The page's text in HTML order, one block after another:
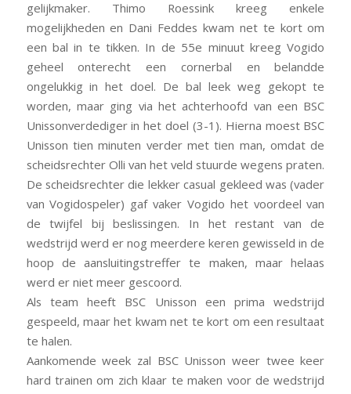
gelijkmaker. Thimo Roessink kreeg enkele
mogelijkheden en Dani Feddes kwam net te kort om
een bal in te tikken. In de 55e minuut kreeg Vogido
geheel onterecht een cornerbal en belandde
ongelukkig in het doel. De bal leek weg gekopt te
worden, maar ging via het achterhoofd van een BSC
Unissonverdediger in het doel (3-1). Hierna moest BSC
Unisson tien minuten verder met tien man, omdat de
scheidsrechter Olli van het veld stuurde wegens praten.
De scheidsrechter die lekker casual gekleed was (vader
van Vogidospeler) gaf vaker Vogido het voordeel van
de twijfel bij beslissingen. In het restant van de
wedstrijd werd er nog meerdere keren gewisseld in de
hoop de aansluitingstreffer te maken, maar helaas
werd er niet meer gescoord.
Als team heeft BSC Unisson een prima wedstrijd
gespeeld, maar het kwam net te kort om een resultaat
te halen.
Aankomende week zal BSC Unisson weer twee keer
hard trainen om zich klaar te maken voor de wedstrijd